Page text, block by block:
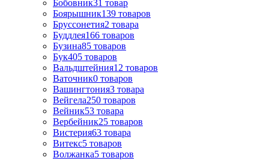
Бобовник31 товар
Боярышник139 товаров
Бруссонетия2 товара
Буддлея166 товаров
Бузина85 товаров
Бук405 товаров
Вальдштейния12 товаров
Ваточник0 товаров
Вашингтония3 товара
Вейгела250 товаров
Вейник53 товара
Вербейник25 товаров
Вистерия63 товара
Витекс5 товаров
Волжанка5 товаров